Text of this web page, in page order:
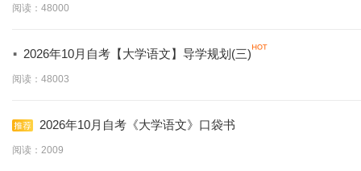
阅读：48000
· 2026年10月自考【大学语文】导学规划(三)
阅读：48003
2026年10月自考《大学语文》口袋书
阅读：2009